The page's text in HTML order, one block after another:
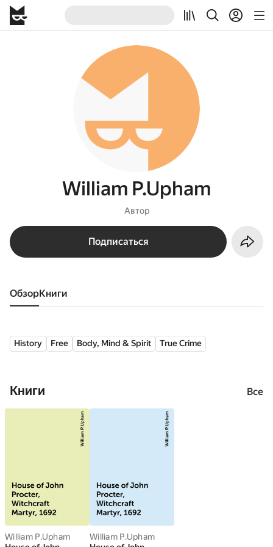
William P.Upham
Автор
Подписаться
Обзор книги
History Free Body, Mind & Spirit True Crime
Книги Все
William P.Upham
William P.Upham